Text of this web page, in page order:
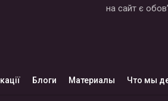
на сайт є
Блоги Материалы Что мы